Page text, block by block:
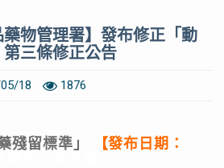
藥物管理署】發布修正「動
三條修正公告
18 1876
殘留標準」
【發布日期：